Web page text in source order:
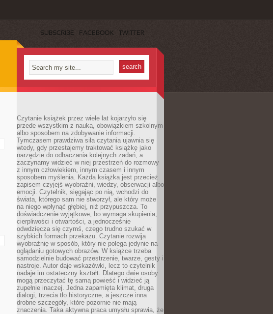
SUBSCRIBE FACEBOOK TWITTER
Czytanie książek przez wiele lat kojarzyło się
przede wszystkim z nauką, obowiązkiem szkolnym
albo sposobem na zdobywanie informacji.
Tymczasem prawdziwa siła czytania ujawnia się
wtedy, gdy przestajemy traktować książkę jako
narzędzie do odhaczania kolejnych zadań, a
zaczynamy widzieć w niej przestrzeń do rozmowy
z innym człowiekiem, innym czasem i innym
sposobem myślenia. Każda książka jest przecież
zapisem czyjejś wyobraźni, wiedzy, obserwacji albo
emocji. Czytelnik, sięgając po nią, wchodzi do
świata, którego sam nie stworzył, ale który może
na niego wpłynąć głębiej, niż przypuszcza. To
doświadczenie wyjątkowe, bo wymaga skupienia,
cierpliwości i otwartości, a jednocześnie
odwdzięcza się czymś, czego trudno szukać w
szybkich formach przekazu. Czytanie rozwija
wyobraźnię w sposób, który nie polega jedynie na
oglądaniu gotowych obrazów. W książce trzeba
samodzielnie budować przestrzenie, twarze, gesty i
nastroje. Autor daje wskazówki, lecz to czytelnik
nadaje im ostateczny kształt. Dlatego dwie osoby
mogą przeczytać tę samą powieść i widzieć ją
zupełnie inaczej. Jedna zapamięta klimat, druga
dialogi, trzecia tło historyczne, a jeszcze inna
drobne szczegóły, które pozornie nie mają
znaczenia. Taka aktywna praca umysłu sprawia, że